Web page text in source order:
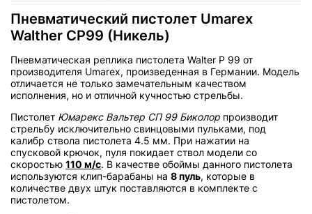
Пневматический пистолет Umarex
Walther CP99 (Никель)
Пневматическая реплика пистолета Walter P 99 от
производителя Umarex, произведенная в Германии. Модель
отличается не только замечательным качеством
исполнения, но и отличной кучностью стрельбы.
Пистолет Юмарекс Вальтер СП 99 Биколор производит
стрельбу исключительно свинцовыми пульками, под
калибр ствола пистолета 4.5 мм. При нажатии на
спусковой крючок, пуля покидает ствол модели со
скоростью 110 м/с. В качестве обоймы данного пистолета
используются клип-барабаны на 8 пуль, которые в
количестве двух штук поставляются в комплекте с
пистолетом.